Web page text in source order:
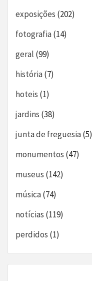
exposições (202)
fotografia(14)
geral (99)
história(7)
hoteis (1)
jardins (38)
junta de freguesia(5)
monumentos (47)
museus (142)
música(74)
notícias (119)
perdidos (1)